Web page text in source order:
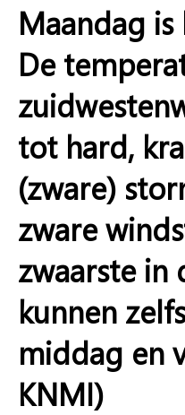
Maandag
De
tot hard,
(zware)
zware
zwaarste in
kunnen
middag en
KNMI)